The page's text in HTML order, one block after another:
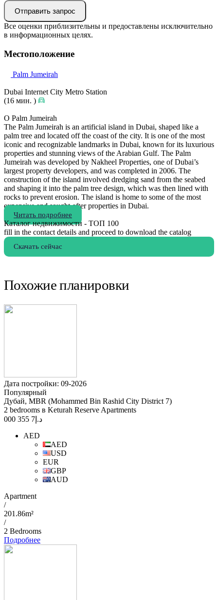
Отправить запрос
Все оценки приблизительны и предоставлены исключительно
в информационных целях.
Местоположение
Palm Jumeirah
Dubai Internet City Metro Station
(16 мин. )
О Palm Jumeirah
The Palm Jumeirah is an artificial island in Dubai, shaped like a
palm tree and located off the coast of the city. It is one of the most
iconic and recognizable landmarks in Dubai, known for its luxurious
properties and stunning views of the Arabian Gulf. The Palm
Jumeirah was developed by Nakheel Properties, one of Dubai’s
largest property developers, and was completed in 2006. The
construction of the island involved dredging sand from the seabed
and shaping it into the palm tree design, which was then lined with
rocks to prevent erosion. The island is home to some of the most
expensive and sought-after properties in Dubai.
Читать подробнее
Каталог недвижимости - ТОП 100
fill in the contact details and proceed to download the catalog
Скачать сейчас
Похожие планировки
Дата постройки: 09-2026
Популярный
Дубай, MBR (Mohammed Bin Rashid City District 7)
2 bedrooms в Keturah Reserve Apartments
د.إ 7 355 000
AED
AED
USD
EUR
GBP
AUD
Apartment
/
201.86m²
/
2 Bedrooms
Подробнее